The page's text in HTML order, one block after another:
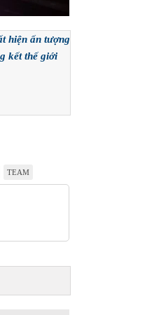
hiện ấn tượng
kết thế giới
TEAM